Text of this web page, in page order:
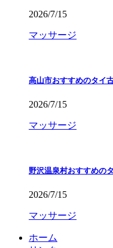
2026/7/15
マッサージ
高山市おすすめのタイ
2026/7/15
マッサージ
野沢温泉村おすすめの
2026/7/15
マッサージ
ホーム